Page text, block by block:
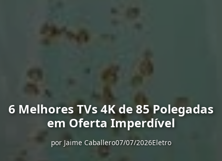
6 Melhores TVs 4K de 85 Polegadas
em Oferta Imperdível
por Jaime Caballero07/07/2026Eletro